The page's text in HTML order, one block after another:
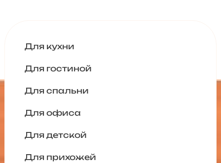
Для кухни
Для гостиной
Для спальни
Для офиса
Для детской
Для прихожей